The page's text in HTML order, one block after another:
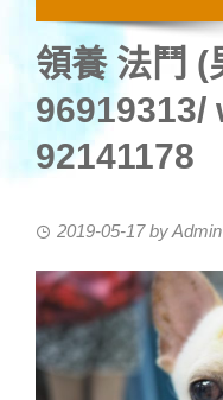
領養 法鬥 (
96919313/
92141178
2019-05-17byAdmin